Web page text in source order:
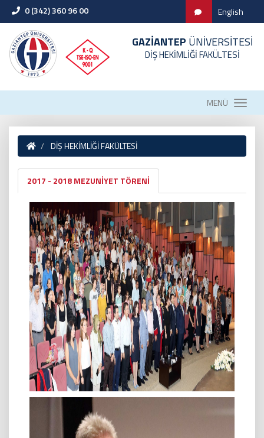
0 (342) 360 96 00 English
GAZİANTEP ÜNİVERSİTESİ
DİŞ HEKİMLİĞİ FAKÜLTESİ
MENÜ
DİŞ HEKİMLİĞİ FAKÜLTESİ
2017 - 2018 MEZUNİYET TÖRENİ